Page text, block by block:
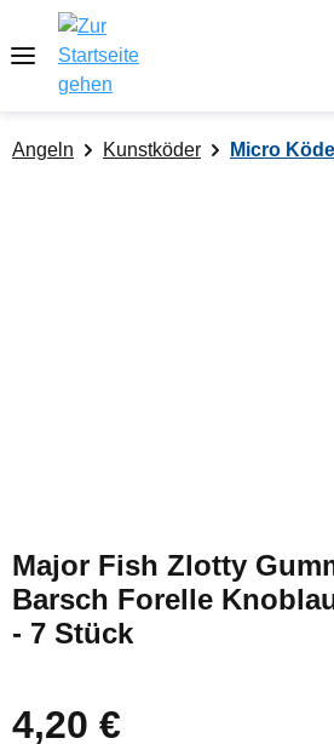
springen
Angeln Kunstköder Micro
Major Fish Zlotty
Barsch Forelle
- 7 Stück
4,20 €